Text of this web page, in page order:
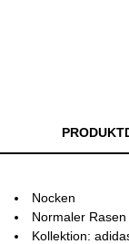
Nocken
Normaler Rasen
Kollektion: